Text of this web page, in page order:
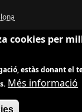
de
cookies per
estàs donant el
Més informació